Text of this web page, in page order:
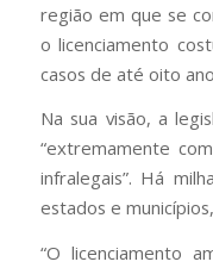
região em que se
o licenciamento
casos de até oito
Na sua visão, a
“extremamente
infralegais”. Há
estados e
“O licenciamento